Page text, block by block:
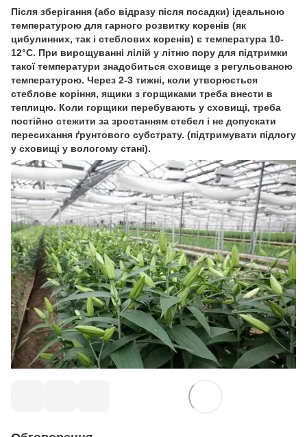
Після зберігання (або відразу після посадки) ідеальною
температурою для гарного розвитку коренів (як
цибулинних, так і стеблових коренів) є температура 10-
12°С. При вирощуванні лілій у літню пору для підтримки
такої температури знадобиться сховище з регульованою
температурою. Через 2-3 тижні, коли утворюється
стеблове коріння, ящики з горщиками треба внести в
теплицю. Коли горщики перебувають у сховищі, треба
постійно стежити за зростанням стебел і не допускати
пересихання ґрунтового субстрату. (підтримувати підлогу
у сховищі у вологому стані).